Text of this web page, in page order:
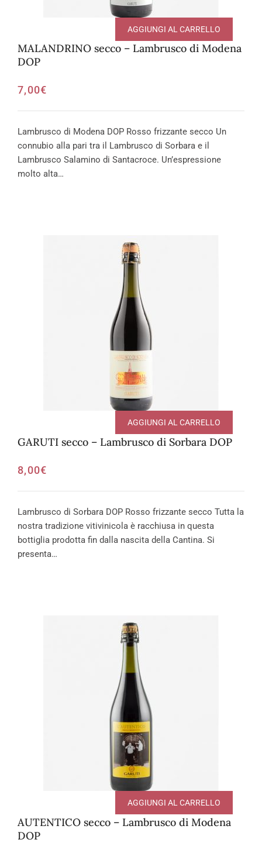
MALANDRINO secco – Lambrusco di Modena
DOP
7,00€
AGGIUNGI AL CARRELLO
Lambrusco di Modena DOP Rosso frizzante secco Un
connubio alla pari tra il Lambrusco di Sorbara e il
Lambrusco Salamino di Santacroce. Un’espressione
molto alta…
GARUTI secco – Lambrusco di Sorbara DOP
8,00€
AGGIUNGI AL CARRELLO
Lambrusco di Sorbara DOP Rosso frizzante secco Tutta la
nostra tradizione vitivinicola è racchiusa in questa
bottiglia prodotta fin dalla nascita della Cantina. Si
presenta…
AUTENTICO secco – Lambrusco di Modena
DOP
AGGIUNGI AL CARRELLO